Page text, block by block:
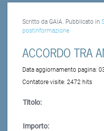
Scritto da GAIA. Pubblicato in
postinformazione
ACCORDO TRA
Data aggiornamento pagina:
Contatore visite: 2472 hits
Titolo:
Importo: